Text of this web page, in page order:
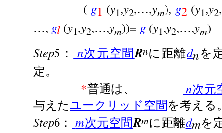
( g1 (y1,y2,…,ym), g2 (y1,y2,
…, gl (y1,y2,…,ym))= g (y1,y2,…,ym)
Step5 ： n次元空間Rnに距離dnを
定。
*普通は、 n次元
与えたユークリッド空間を考える
Step6 ： m次元空間Rmに距離dmを